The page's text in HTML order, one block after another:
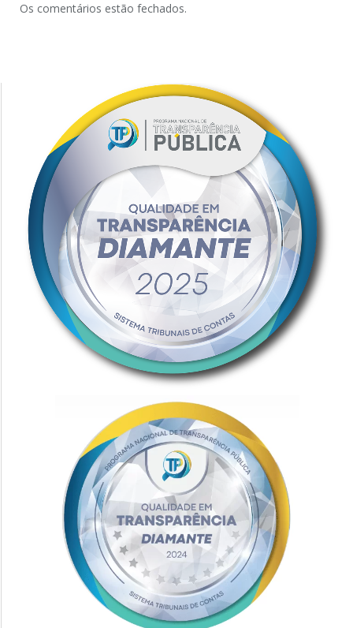
Os comentários estão fechados.